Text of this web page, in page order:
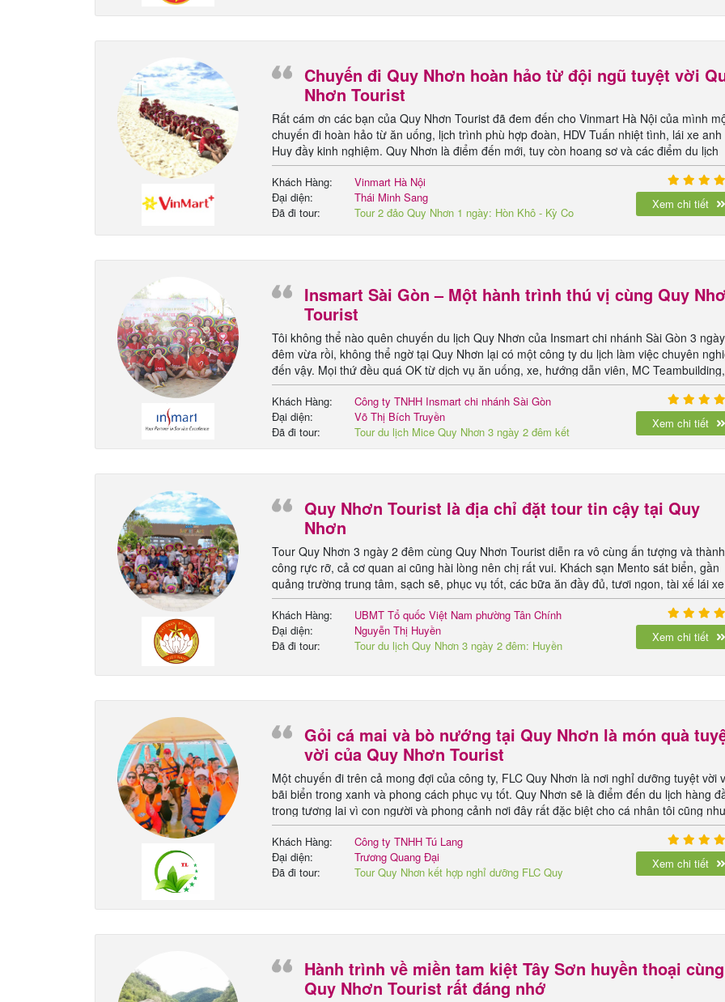
Chuyến đi Quy Nhơn hoàn hảo từ đội ngũ tuyệt vời
Nhơn Tourist
Rất cám ơn các bạn của Quy Nhơn Tourist đã đem đến cho Vinmart Hà Nội của mình
chuyến đi hoàn hảo từ ăn uống, lịch trình phù hợp đoàn, HDV Tuấn nhiệt tình, lái xe anh
Huy đầy kinh nghiệm. Quy Nhơn là điểm đến mới, tuy còn hoang sơ và các điểm du lịch
chưa khai thác nhiều nhưng mình tin chắc đây sẽ là điểm đến du lịch hàng đầu tại Việt
Nam
Khách Hàng:
Đại diện:
Đã đi tour:
Vinmart Hà Nội
Thái Minh Sang
Tour 2 đảo Quy Nhơn 1 ngày: Hòn Khô - Kỳ Co
Xem chi tiết
Insmart Sài Gòn – Một hành trình thú vị cùng Quy
Tourist
Tôi không thể nào quên chuyến du lịch Quy Nhơn của Insmart chi nhánh Sài Gòn 3
đêm vừa rồi, không thể ngờ tại Quy Nhơn lại có một công ty du lịch làm việc chuyên
đến vậy. Mọi thứ đều quá OK từ dịch vụ ăn uống, xe, hướng dẫn viên, MC Teambuilding,
Gala Dinner v.v...
Khách Hàng:
Đại diện:
Đã đi tour:
Công ty TNHH Insmart chi nhánh Sài Gòn
Võ Thị Bích Truyền
Tour du lịch Mice Quy Nhơn 3 ngày 2 đêm kết
hợp Team Building
Xem chi tiết
Quy Nhơn Tourist là địa chỉ đặt tour tin cậy tại Quy
Nhơn
Tour Quy Nhơn 3 ngày 2 đêm cùng Quy Nhơn Tourist diễn ra vô cùng ấn tượng và thành
công rực rỡ, cả cơ quan ai cũng hài lòng nên chị rất vui. Khách sạn Mento sát biển, gần
quảng trường trung tâm, sạch sẽ, phục vụ tốt, các bữa ăn đầy đủ, tươi ngon, tài xế lái xe
cẩn thận, chu đáo, đặc biệt là hướng dẫn viên em Anh Tuấn rất lễ phép, hòa đồng,
nghiệp, thuyết minh hay
Khách Hàng:
Đại diện:
Đã đi tour:
UBMT Tổ quốc Việt Nam phường Tân Chính
Nguyễn Thị Huyền
Tour du lịch Quy Nhơn 3 ngày 2 đêm: Huyền
Xem chi tiết
Gỏi cá mai và bò nướng tại Quy Nhơn là món quà
vời của Quy Nhơn Tourist
Một chuyến đi trên cả mong đợi của công ty, FLC Quy Nhơn là nơi nghỉ dưỡng tuyệt vời
bãi biển trong xanh và phong cách phục vụ tốt. Quy Nhơn sẽ là điểm đến du lịch hàng
trong tương lai vì con người và phong cảnh nơi đây rất đặc biệt cho cá nhân tôi cũng
anh chị em toàn công ty.
Khách Hàng:
Đại diện:
Đã đi tour:
Công ty TNHH Tú Lang
Trương Quang Đại
Tour Quy Nhơn kết hợp nghỉ dưỡng FLC Quy
Xem chi tiết
Hành trình về miền tam kiệt Tây Sơn huyền thoại cùng
Quy Nhơn Tourist rất đáng nhớ